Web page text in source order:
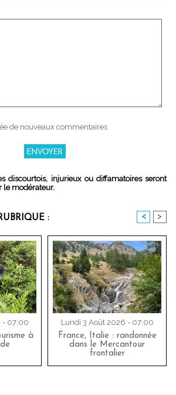
de nouveaux commentaires
discourtois, injurieux ou diffamatoires seront
le modérateur.
: < >
- 07:00
à
Lundi 3 Août 2026 - 07:00
France, Italie : randonnée
dans le Mercantour
frontalier